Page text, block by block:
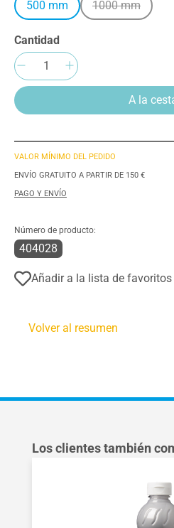
500 mm 1000 mm(Esta opción
Cantidad
Cantidad del
A la
VALOR MÍNIMO DEL PEDIDO
ENVÍO GRATUITO A PARTIR DE 150 €
PAGO Y ENVÍO
Número de producto:
404028
Añadir a la lista de favoritos
Volver al resumen
Omitir la galería de
Los clientes también